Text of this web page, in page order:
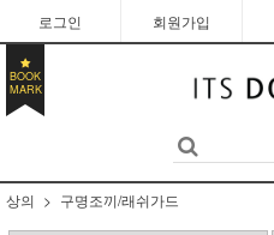
로그인 회원가입
BOOK
MARK
상의 구명조끼/래쉬가드